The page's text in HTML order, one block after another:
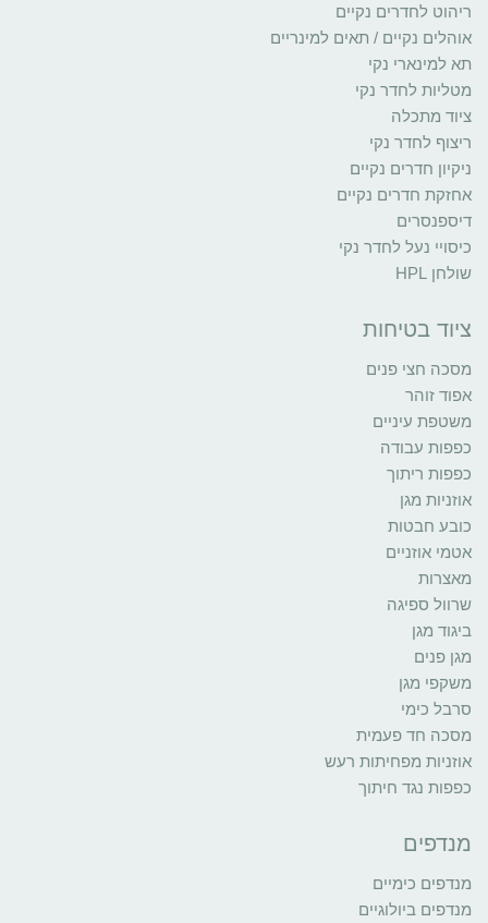
ריהוט לחדרים נקיים
אוהלים נקיים / תאים למינריים
תא למינארי נקי
מטליות לחדר נקי
ציוד מתכלה
ריצוף לחדר נקי
ניקיון חדרים נקיים
אחזקת חדרים נקיים
דיספנסרים
כיסויי נעל לחדר נקי
שולחן HPL
ציוד בטיחות
מסכה חצי פנים
אפוד זוהר
משטפת עיניים
כפפות עבודה
כפפות ריתוך
אוזניות מגן
כובע חבטות
אטמי אוזניים
מאצרות
שרוול ספיגה
ביגוד מגן
מגן פנים
משקפי מגן
סרבל כימי
מסכה חד פעמית
אוזניות מפחיתות רעש
כפפות נגד חיתוך
מנדפים
מנדפים כימיים
מנדפים ביולוגיים